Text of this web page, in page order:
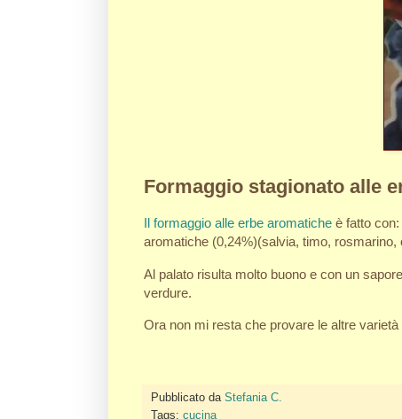
Formaggio stagionato alle
Il formaggio alle erbe aromatiche è fatto
aromatiche (0,24%)(salvia, timo,
Al palato risulta molto buono e con un
verdure.
Ora non mi resta che provare le altre
Pubblicato da Stefania C.
Tags: cucina